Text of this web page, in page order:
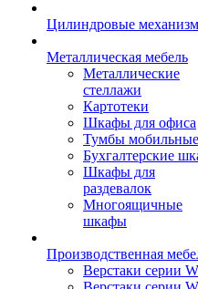
Цилиндровые
Металлическая мебель
Металлические
стеллажи
Картотеки
Шкафы для офиса
Тумбы мобильные
Бухгалтерские
Шкафы для
раздевалок
Многоящичные
шкафы
Производственная
Верстаки серии W